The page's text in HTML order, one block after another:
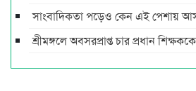
সাংবাদিকতা পড়েও কেন এই পেশায়
শ্রীমঙ্গলে অবসরপ্রাপ্ত চার প্রধান